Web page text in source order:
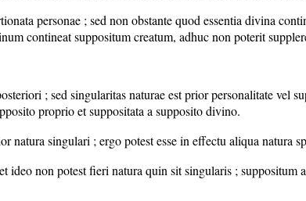
personae ; sed non obstante quod essentia divina
contineat suppositum creatum, adhuc non poterit
; sed singularitas naturae est prior personalitate vel
proprio et suppositata a supposito divino.
natura singulari ; ergo potest esse in effectu aliqua natura
non potest fieri natura quin sit singularis ; suppositum